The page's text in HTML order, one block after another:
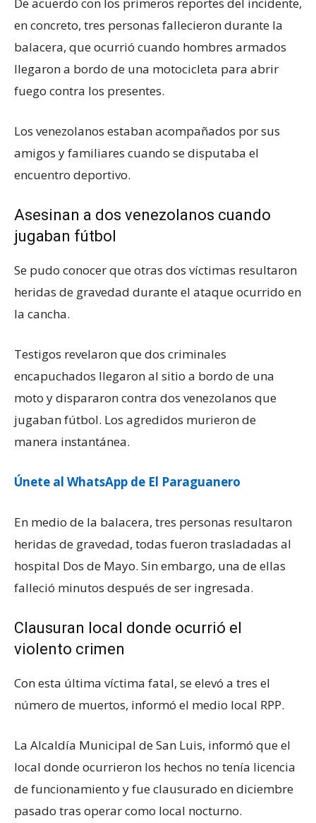
en concreto, tres personas fallecieron durante la
balacera, que ocurrió cuando hombres armados
llegaron a bordo de una motocicleta para abrir
fuego contra los presentes.
Los venezolanos estaban acompañados por sus
amigos y familiares cuando se disputaba el
encuentro deportivo.
Asesinan a dos venezolanos cuando
jugaban fútbol
Se pudo conocer que otras dos víctimas resultaron
heridas de gravedad durante el ataque ocurrido en
la cancha.
Testigos revelaron que dos criminales
encapuchados llegaron al sitio a bordo de una
moto y dispararon contra dos venezolanos que
jugaban fútbol. Los agredidos murieron de
manera instantánea.
Únete al WhatsApp de El Paraguanero
En medio de la balacera, tres personas resultaron
heridas de gravedad, todas fueron trasladadas al
hospital Dos de Mayo. Sin embargo, una de ellas
falleció minutos después de ser ingresada.
Clausuran local donde ocurrió el
violento crimen
Con esta última víctima fatal, se elevó a tres el
número de muertos, informó el medio local RPP.
La Alcaldía Municipal de San Luis, informó que el
local donde ocurrieron los hechos no tenía licencia
de funcionamiento y fue clausurado en diciembre
pasado tras operar como local nocturno.